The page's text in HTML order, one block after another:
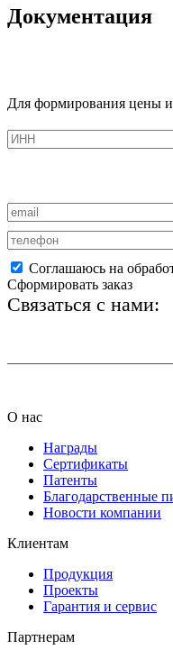
Документация
Для формирования цены
Соглашаюсь на
Сформировать заказ
Связаться с нами:
О нас
Награды
Сертификаты
Патенты
Благодарственные
Новости компании
Клиентам
Продукция
Проекты
Гарантия и сервис
Партнерам